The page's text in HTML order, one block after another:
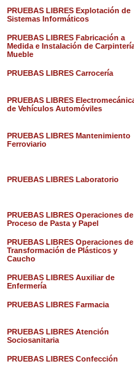
PRUEBAS LIBRES Explotación de
Sistemas Informáticos
PRUEBAS LIBRES Fabricación a
Medida e Instalación de
Mueble
PRUEBAS LIBRES Carrocería
PRUEBAS LIBRES
de Vehículos Automóviles
PRUEBAS LIBRES Mantenimiento
Ferroviario
PRUEBAS LIBRES Laboratorio
PRUEBAS LIBRES Operaciones de
Proceso de Pasta y Papel
PRUEBAS LIBRES Operaciones de
Transformación de Plásticos y
Caucho
PRUEBAS LIBRES Auxiliar de
Enfermería
PRUEBAS LIBRES Farmacia
PRUEBAS LIBRES Atención
Sociosanitaria
PRUEBAS LIBRES Confección